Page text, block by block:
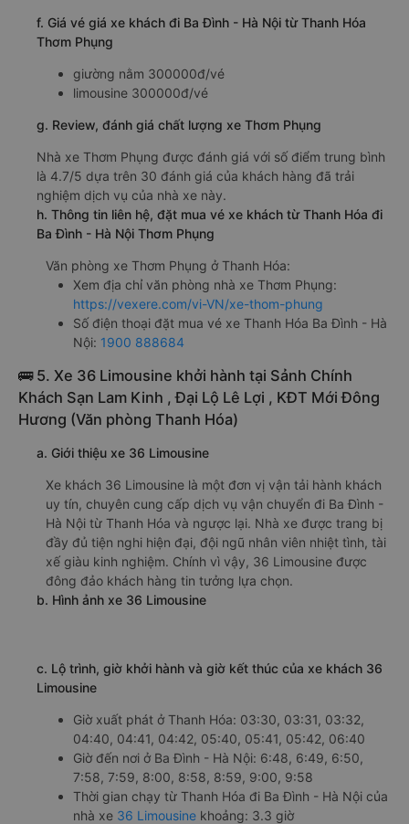
f. Giá vé giá xe khách đi Ba Đình - Hà Nội từ Thanh Hóa
Thơm Phụng
giường nằm 300000đ/vé
limousine 300000đ/vé
g. Review, đánh giá chất lượng xe Thơm Phụng
Nhà xe Thơm Phụng được đánh giá với số điểm trung bình
là 4.7/5 dựa trên 30 đánh giá của khách hàng đã trải
nghiệm dịch vụ của nhà xe này.
h. Thông tin liên hệ, đặt mua vé xe khách từ Thanh Hóa đi
Ba Đình - Hà Nội Thơm Phụng
Văn phòng xe Thơm Phụng ở Thanh Hóa:
Xem địa chỉ văn phòng nhà xe Thơm Phụng:
https://vexere.com/vi-VN/xe-thom-phung
Số điện thoại đặt mua vé xe Thanh Hóa Ba Đình - Hà
Nội: 1900 888684
🚌 5. Xe 36 Limousine khởi hành tại Sảnh Chính
Khách Sạn Lam Kinh , Đại Lộ Lê Lợi , KĐT Mới Đông
Hương (Văn phòng Thanh Hóa)
a. Giới thiệu xe 36 Limousine
Xe khách 36 Limousine là một đơn vị vận tải hành khách
uy tín, chuyên cung cấp dịch vụ vận chuyển đi Ba Đình -
Hà Nội từ Thanh Hóa và ngược lại. Nhà xe được trang bị
đầy đủ tiện nghi hiện đại, đội ngũ nhân viên nhiệt tình, tài
xế giàu kinh nghiệm. Chính vì vậy, 36 Limousine được
đông đảo khách hàng tin tưởng lựa chọn.
b. Hình ảnh xe 36 Limousine
c. Lộ trình, giờ khởi hành và giờ kết thúc của xe khách 36
Limousine
Giờ xuất phát ở Thanh Hóa: 03:30, 03:31, 03:32,
04:40, 04:41, 04:42, 05:40, 05:41, 05:42, 06:40
Giờ đến nơi ở Ba Đình - Hà Nội: 6:48, 6:49, 6:50,
7:58, 7:59, 8:00, 8:58, 8:59, 9:00, 9:58
Thời gian chạy từ Thanh Hóa đi Ba Đình - Hà Nội của
nhà xe 36 Limousine khoảng: 3.3 giờ